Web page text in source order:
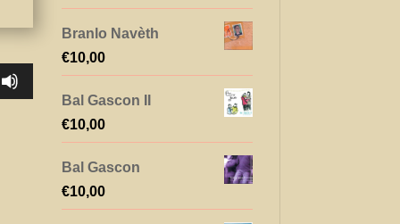
Branlo Navèth
€10,00
Bal Gascon II
€10,00
Bal Gascon
€10,00